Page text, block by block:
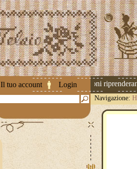
Il tuo account Login
Attenzione ! Le spedizioni
Navigazione: